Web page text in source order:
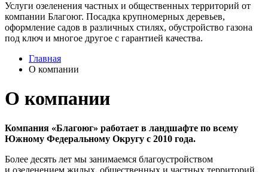
Услуги озеленения частных и общественных территорий от
компании Благоюг. Посадка крупномерных деревьев,
оформление садов в различных стилях, обустройство газона
под ключ и многое другое с гарантией качества.
Главная
О компании
О компании
Компания «Благоюг» работает в ландшафте по всему
Южному Федеральному Округу с 2010 года.
Более десять лет мы занимаемся благоустройством
и озеленением жилых, общественных и частных территорий,